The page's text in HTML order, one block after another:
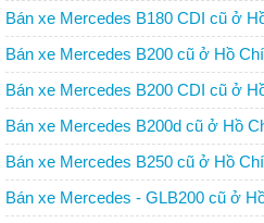
Bán xe Mercedes B180 CDI cũ ở
Bán xe Mercedes B200 cũ ở Hồ
Bán xe Mercedes B200 CDI cũ ở
Bán xe Mercedes B200d cũ ở Hồ
Bán xe Mercedes B250 cũ ở Hồ
Bán xe Mercedes - GLB200 cũ ở